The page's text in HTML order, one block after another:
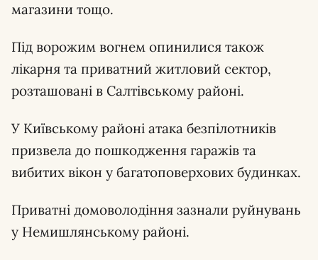
магазини тощо.
Під ворожим вогнем опинилися також
лікарня та приватний житловий сектор,
розташовані в Салтівському районі.
У Київському районі атака безпілотників
призвела до пошкодження гаражів та
вибитих вікон у багатоповерхових будинках.
Приватні домоволодіння зазнали руйнувань
у Немишлянському районі.